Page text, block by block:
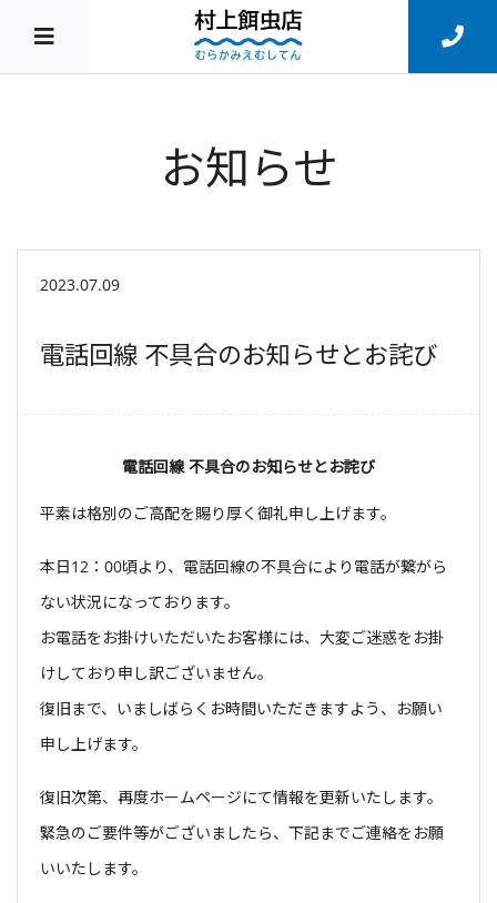
お知らせ
2023.07.09
電話回線 不具合のお知らせとお詫び
電話回線 不具合のお知らせとお詫び
平素は格別のご高配を賜り厚く御礼申し上げます。
本日12：00頃より、電話回線の不具合により電話が繋がら
ない状況になっております。
お電話をお掛けいただいたお客様には、大変ご迷惑をお掛
けしており申し訳ございません。
復旧まで、いましばらくお時間いただきますよう、お願い
申し上げます。
復旧次第、再度ホームページにて情報を更新いたします。
緊急のご要件等がございましたら、下記までご連絡をお願
いいたします。